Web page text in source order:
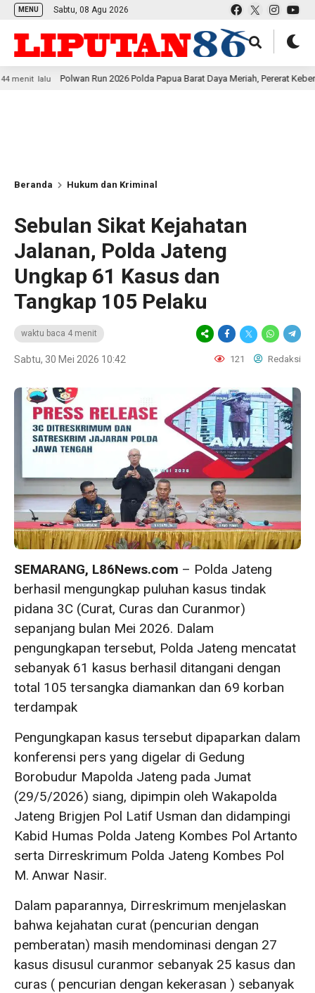
MENU Sabtu, 08 Agu 2026
Polwan Run 2026 Polda Papua Barat Daya Meriah, Pererat Kebersamaan Polri
Beranda Hukum dan Kriminal
Sebulan Sikat Kejahatan
Jalanan, Polda Jateng
Ungkap 61 Kasus dan
Tangkap 105 Pelaku
waktu baca 4 menit
Sabtu, 30 Mei 2026 10:42 121 Redaksi
SEMARANG, L86News.com – Polda Jateng
berhasil mengungkap puluhan kasus tindak
pidana 3C (Curat, Curas dan Curanmor)
sepanjang bulan Mei 2026. Dalam
pengungkapan tersebut, Polda Jateng mencatat
sebanyak 61 kasus berhasil ditangani dengan
total 105 tersangka diamankan dan 69 korban
terdampak
Pengungkapan kasus tersebut dipaparkan dalam
konferensi pers yang digelar di Gedung
Borobudur Mapolda Jateng pada Jumat
(29/5/2026) siang, dipimpin oleh Wakapolda
Jateng Brigjen Pol Latif Usman dan didampingi
Kabid Humas Polda Jateng Kombes Pol Artanto
serta Dirreskrimum Polda Jateng Kombes Pol
M. Anwar Nasir.
Dalam paparannya, Dirreskrimum menjelaskan
bahwa kejahatan curat (pencurian dengan
pemberatan) masih mendominasi dengan 27
kasus disusul curanmor sebanyak 25 kasus dan
curas ( pencurian dengan kekerasan ) sebanyak